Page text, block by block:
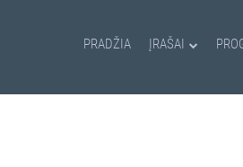
PRADŽIA ĮRAŠAI